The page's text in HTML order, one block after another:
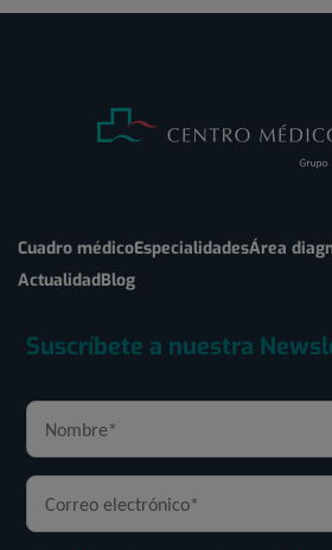
Cuadro médicoEspecialidadesÁrea
ActualidadBlog
Suscríbete a nuestra